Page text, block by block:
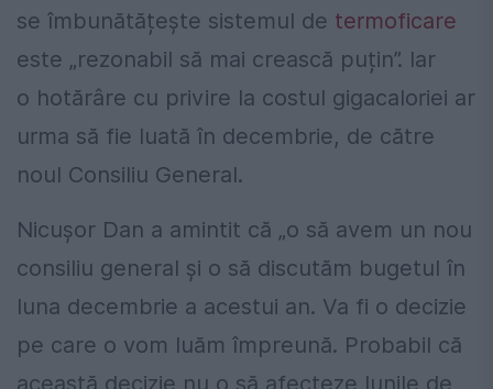
se îmbunătățește sistemul de termoficare
este „rezonabil să mai crească puțin”. Iar
o hotărâre cu privire la costul gigacaloriei ar
urma să fie luată în decembrie, de către
noul Consiliu General.
Nicușor Dan a amintit că „o să avem un nou
consiliu general și o să discutăm bugetul în
luna decembrie a acestui an. Va fi o decizie
pe care o vom luăm împreună. Probabil că
această decizie nu o să afecteze lunile de